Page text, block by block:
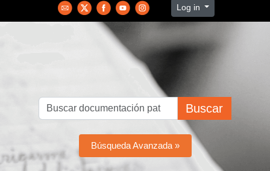
Log in
Buscar
Búsqueda Avanzada »